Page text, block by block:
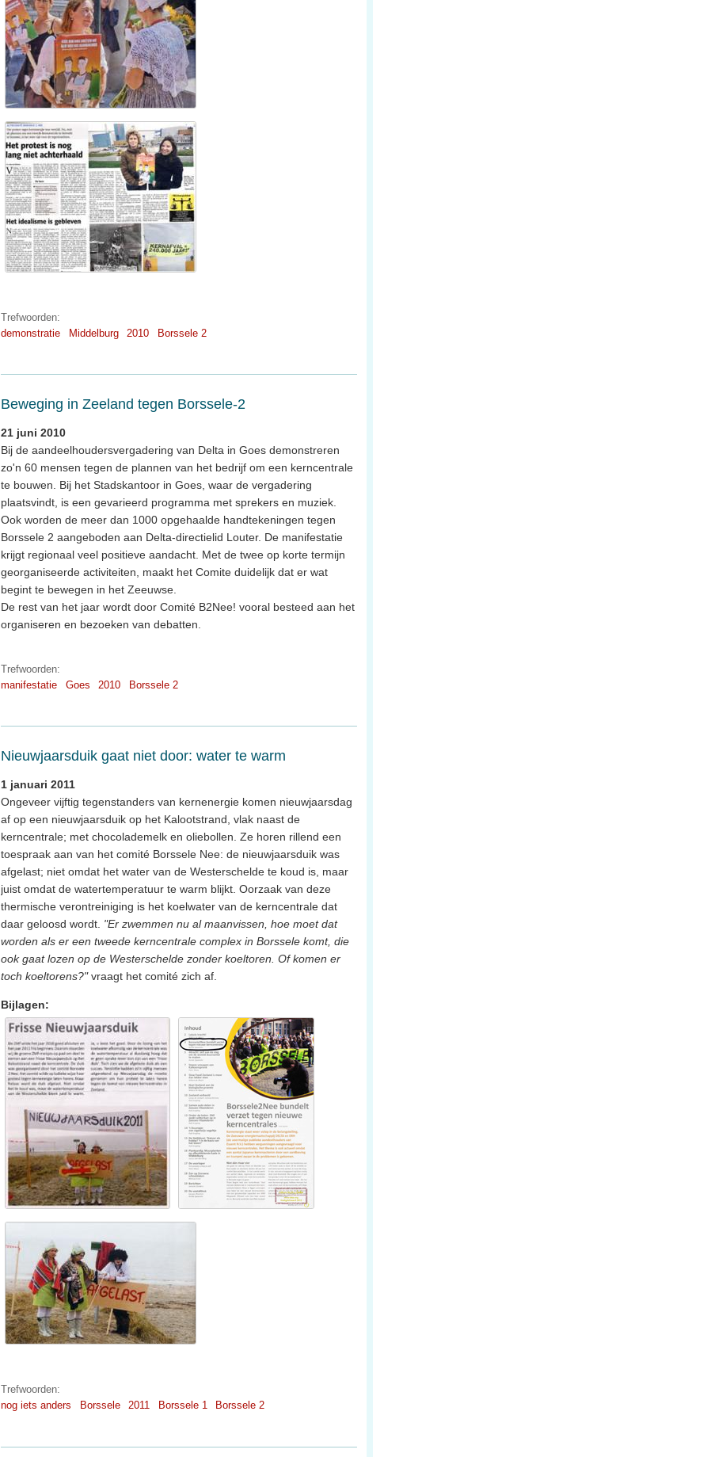
Trefwoorden:
demonstratie
Middelburg 2010 Borssele 2
Beweging in Zeeland tegen Borssele-2
21 juni 2010
Bij de aandeelhoudersvergadering van Delta in Goes demonstreren
zo'n 60 mensen tegen de plannen van het bedrijf om een kerncentrale
te bouwen. Bij het Stadskantoor in Goes, waar de vergadering
plaatsvindt, is een gevarieerd programma met sprekers en muziek.
Ook worden de meer dan 1000 opgehaalde handtekeningen tegen
Borssele 2 aangeboden aan Delta-directielid Louter. De manifestatie
krijgt regionaal veel positieve aandacht. Met de twee op korte termijn
georganiseerde activiteiten, maakt het Comite duidelijk dat er wat
begint te bewegen in het Zeeuwse.
De rest van het jaar wordt door Comité B2Nee! vooral besteed aan het
organiseren en bezoeken van debatten.
Trefwoorden:
manifestatie
Goes 2010 Borssele 2
Nieuwjaarsduik gaat niet door: water te warm
1 januari 2011
Ongeveer vijftig tegenstanders van kernenergie komen nieuwjaarsdag
af op een nieuwjaarsduik op het Kalootstrand, vlak naast de
kerncentrale; met chocolademelk en oliebollen. Ze horen rillend een
toespraak aan van het comité Borssele Nee: de nieuwjaarsduik was
afgelast; niet omdat het water van de Westerschelde te koud is, maar
juist omdat de watertemperatuur te warm blijkt. Oorzaak van deze
thermische verontreiniging is het koelwater van de kerncentrale dat
daar geloosd wordt. "Er zwemmen nu al maanvissen, hoe moet dat
worden als er een tweede kerncentrale complex in Borssele komt, die
ook gaat lozen op de Westerschelde zonder koeltoren. Of komen er
toch koeltorens?"vraagt het comité zich af.
Bijlagen:
Trefwoorden:
nog iets anders
Borssele 2011 Borssele 1 Borssele 2